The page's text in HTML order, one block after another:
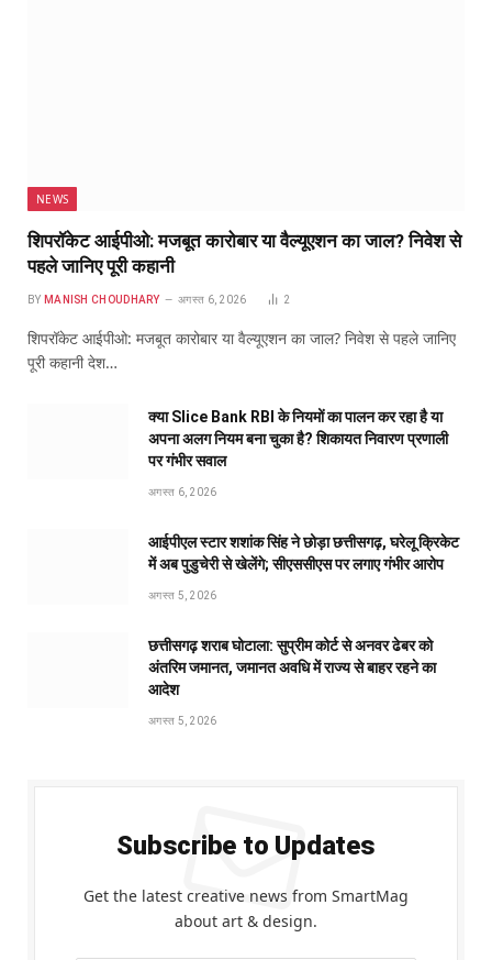
NEWS
शिपरॉकेट आईपीओ: मजबूत कारोबार या वैल्यूएशन का जाल? निवेश से
पहले जानिए पूरी कहानी
BY MANISH CHOUDHARY अगस्त 6, 2026 2
शिपरॉकेट आईपीओ: मजबूत कारोबार या वैल्यूएशन का जाल? निवेश से पहले जानिए
पूरी कहानी देश…
क्या Slice Bank RBI के नियमों का पालन कर रहा है या
अपना अलग नियम बना चुका है? शिकायत निवारण प्रणाली
पर गंभीर सवाल
अगस्त 6, 2026
आईपीएल स्टार शशांक सिंह ने छोड़ा छत्तीसगढ़, घरेलू क्रिकेट
में अब पुडुचेरी से खेलेंगे; सीएससीएस पर लगाए गंभीर आरोप
अगस्त 5, 2026
छत्तीसगढ़ शराब घोटाला: सुप्रीम कोर्ट से अनवर ढेबर को
अंतरिम जमानत, जमानत अवधि में राज्य से बाहर रहने का
आदेश
अगस्त 5, 2026
Subscribe to Updates
Get the latest creative news from SmartMag
about art & design.